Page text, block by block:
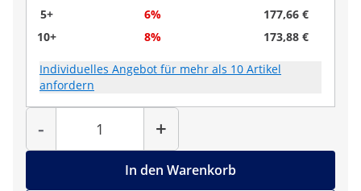
5+
6%
177,66 €
10+
8% 173,88 €
Individuelles Angebot für mehr als 10 Artikel
anfordern
-
Menge
+
In den Warenkorb